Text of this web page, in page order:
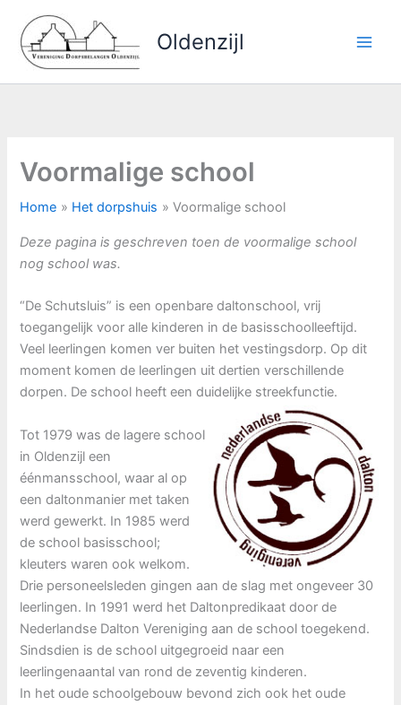
naar
Oldenzijl
Voormalige school
Home Het dorpshuis Voormalige school
Deze pagina is geschreven toen de voormalige school
nog school was.
“De Schutsluis” is een openbare daltonschool, vrij
toegangelijk voor alle kinderen in de basisschoolleeftijd.
Veel leerlingen komen ver buiten het vestingsdorp. Op dit
moment komen de leerlingen uit dertien verschillende
dorpen. De school heeft een duidelijke streekfunctie.
Tot 1979 was de lagere school
in Oldenzijl een
éénmansschool, waar al op
een daltonmanier met taken
werd gewerkt. In 1985 werd
de school basisschool;
kleuters waren ook welkom.
Drie personeelsleden gingen aan de slag met ongeveer 30
leerlingen. In 1991 werd het Daltonpredikaat door de
Nederlandse Dalton Vereniging aan de school toegekend.
Sindsdien is de school uitgegroeid naar een
leerlingenaantal van rond de zeventig kinderen.
In het oude schoolgebouw bevond zich ook het oude